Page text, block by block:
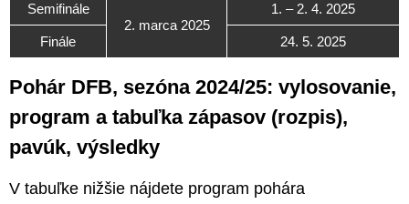
Semifinále
2. marca 2025
1. – 2. 4. 2025
Finále 24. 5. 2025
Pohár DFB, sezóna 2024/25: vylosovanie,
program a tabuľka zápasov (rozpis),
pavúk, výsledky
V tabuľke nižšie nájdete program pohára